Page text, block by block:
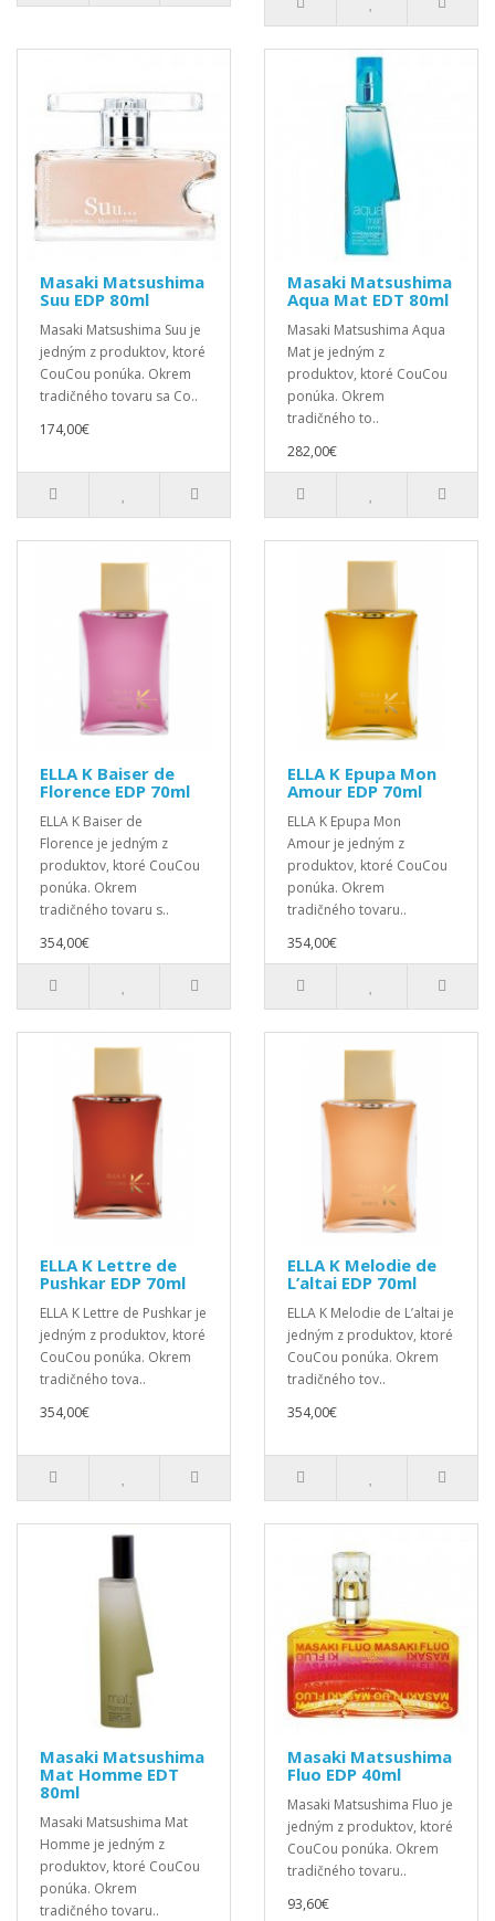
Masaki Matsushima
Suu EDP 80ml
Masaki Matsushima Suu je
jedným z produktov, ktoré
CouCou ponúka. Okrem
tradičného tovaru sa Co..
174,00€
Masaki Matsushima
Aqua Mat EDT 80ml
Masaki Matsushima Aqua
Mat je jedným z
produktov, ktoré CouCou
ponúka. Okrem
tradičného to..
282,00€
ELLA K Baiser de
Florence EDP 70ml
ELLA K Baiser de
Florence je jedným z
produktov, ktoré CouCou
ponúka. Okrem
tradičného tovaru s..
354,00€
ELLA K Epupa Mon
Amour EDP 70ml
ELLA K Epupa Mon
Amour je jedným z
produktov, ktoré CouCou
ponúka. Okrem
tradičného tovaru..
354,00€
ELLA K Lettre de
Pushkar EDP 70ml
ELLA K Lettre de Pushkar je
jedným z produktov, ktoré
CouCou ponúka. Okrem
tradičného tova..
354,00€
ELLA K Melodie de
L’altai EDP 70ml
ELLA K Melodie de L’altai je
jedným z produktov, ktoré
CouCou ponúka. Okrem
tradičného tov..
354,00€
Masaki Matsushima
Mat Homme EDT
80ml
Masaki Matsushima Mat
Homme je jedným z
produktov, ktoré CouCou
ponúka. Okrem
tradičného tovaru..
Masaki Matsushima
Fluo EDP 40ml
Masaki Matsushima Fluo je
jedným z produktov, ktoré
CouCou ponúka. Okrem
tradičného tovaru..
93,60€